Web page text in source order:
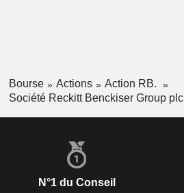
Bourse Actions
Action RB.
Société Reckitt Benckiser Group plc
N°1 du Conseil